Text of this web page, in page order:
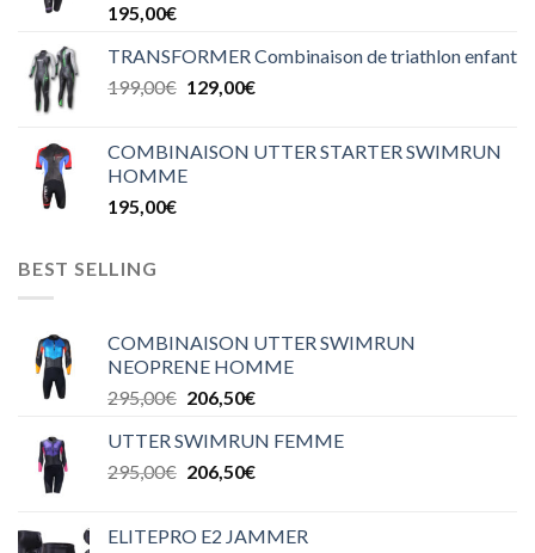
195,00€
TRANSFORMER Combinaison de triathlon enfant
199,00€ 129,00€
COMBINAISON UTTER STARTER SWIMRUN
HOMME
195,00€
BEST SELLING
COMBINAISON UTTER SWIMRUN
NEOPRENE HOMME
295,00€ 206,50€
UTTER SWIMRUN FEMME
295,00€ 206,50€
ELITEPRO E2 JAMMER